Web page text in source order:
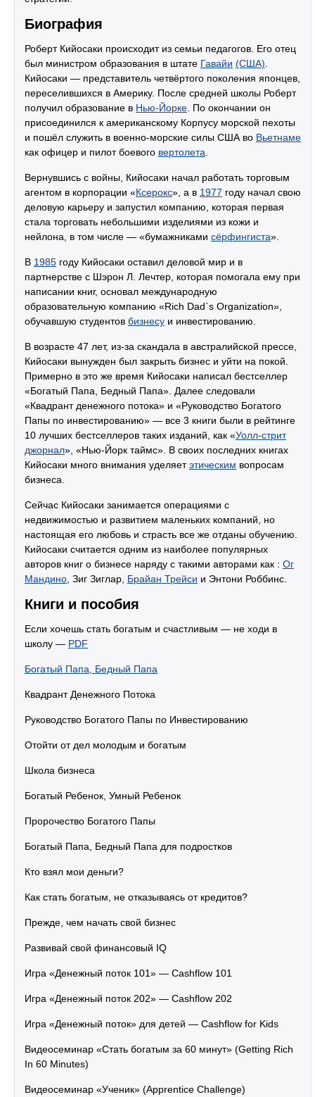
Биография
Роберт Кийосаки происходит из семьи педагогов. Его отец
был министром образования в штате Гавайи (США)
Кийосаки — представитель четвёртого поколения японцев,
переселившихся в Америку. После средней школы Роберт
получил образование в Нью-Йорке . По окончании он
присоединился к американскому Корпусу морской пехоты
и пошёл служить в военно-морские силы США во Вьетнаме
как офицер и пилот боевого вертолета
Вернувшись с войны, Кийосаки начал работать торговым
агентом в корпорации «Ксерокс», а в 1977 году начал свою
деловую карьеру и запустил компанию, которая первая
стала торговать небольшими изделиями из кожи и
нейлона, в том числе — «бумажниками сёрфингиста».
В 1985 году Кийосаки оставил деловой мир и в
партнерстве с Шэрон Л. Лечтер, которая помогала ему при
написании книг, основал международную
образовательную компанию «Rich Dad`s Organization»,
обучавшую студентов бизнесу и инвестированию.
В возрасте 47 лет, из-за скандала в австралийской прессе,
Кийосаки вынужден был закрыть бизнес и уйти на покой.
Примерно в это же время Кийосаки написал бестселлер
«Богатый Папа, Бедный Папа». Далее следовали
«Квадрант денежного потока» и «Руководство Богатого
Папы по инвестированию» — все 3 книги были в рейтинге
10 лучших бестселлеров таких изданий, как «Уолл-стрит
джорнал», «Нью-Йорк таймс». В своих последних книгах
Кийосаки много внимания уделяетэтическим вопросам
бизнеса.
Сейчас Кийосаки занимается операциями с
недвижимостью и развитием маленьких компаний, но
настоящая его любовь и страсть все же отданы обучению.
Кийосаки считается одним из наиболее популярных
авторов книг о бизнесе наряду с такими авторами как : Ог
Мандино , Зиг Зиглар, Брайан Трейси и Энтони Роббинс.
Книги и пособия
Если хочешь стать богатым и счастливым — не ходи в
школу — PDF
Богатый Папа, Бедный Папа
Квадрант Денежного Потока
Руководство Богатого Папы по Инвестированию
Отойти от дел молодым и богатым
Школа бизнеса
Богатый Ребенок, Умный Ребенок
Пророчество Богатого Папы
Богатый Папа, Бедный Папа для подростков
Кто взял мои деньги?
Как стать богатым, не отказываясь от кредитов?
Прежде, чем начать свой бизнес
Развивай свой финансовый IQ
Игра «Денежный поток 101» — Cashflow 101
Игра «Денежный поток 202» — Cashflow 202
Игра «Денежный поток» для детей — Cashflow for Kids
Видеосеминар «Стать богатым за 60 минут» (Getting Rich
In 60 Minutes)
Видеосеминар «Ученик» (Apprentice Challenge)